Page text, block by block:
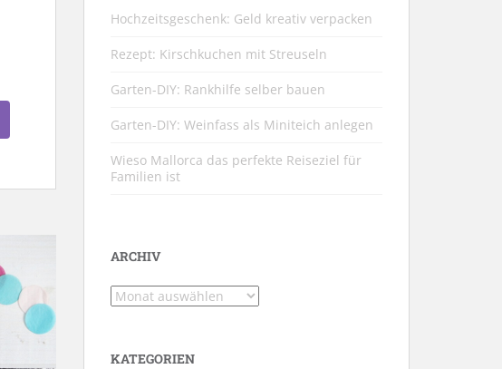
Hochzeitsgeschenk: Geld kreativ verpacken
Rezept: Kirschkuchen mit Streuseln
Garten-DIY: Rankhilfe selber bauen
Garten-DIY: Weinfass als Miniteich anlegen
Wieso Mallorca das perfekte Reiseziel für
Familien ist
ARCHIV
Archiv
KATEGORIEN